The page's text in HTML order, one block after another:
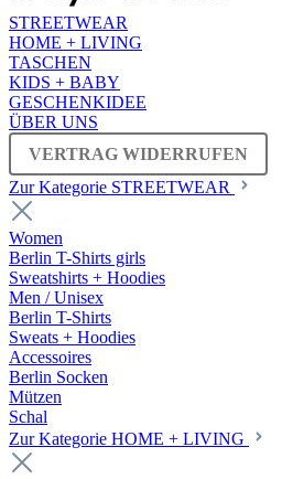
STREETWEAR
HOME + LIVING
TASCHEN
KIDS + BABY
GESCHENKIDEE
ÜBER UNS
VERTRAG WIDERRUFEN
Zur Kategorie STREETWEAR
Women
Berlin T-Shirts girls
Sweatshirts + Hoodies
Men / Unisex
Berlin T-Shirts
Sweats + Hoodies
Accessoires
Berlin Socken
Mützen
Schal
Zur Kategorie HOME + LIVING